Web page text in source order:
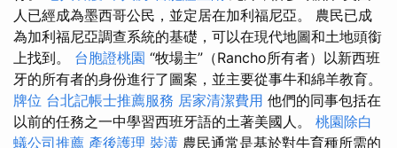
人已經成為墨西哥公民，並定居在加利福尼亞。 農民已成
為加利福尼亞調查系統的基礎，可以在現代地圖和土地頭銜
上找到。 台胞證桃園 “牧場主”（Rancho所有者）以新西班
牙的所有者的身份進行了圖案，並主要從事牛和綿羊教育。
牌位 台北記帳士推薦服務 居家清潔費用 他們的同事包括在
以前的任務之一中學習西班牙語的土著美國人。 桃園除白
蟻公司推薦 產後護理 裝潢 農民通常是基於對牛育種所需的